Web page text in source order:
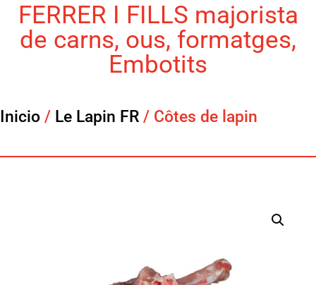
FERRER I FILLS majorista
de carns, ous, formatges,
Embotits
Inicio / Le Lapin FR / Côtes de lapin